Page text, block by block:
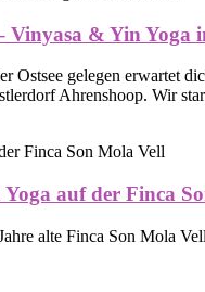
Vinyasa & Yin Yoga
gelegen erwartet
Ahrenshoop. Wir
auf der Finca
alte Finca Son Mola